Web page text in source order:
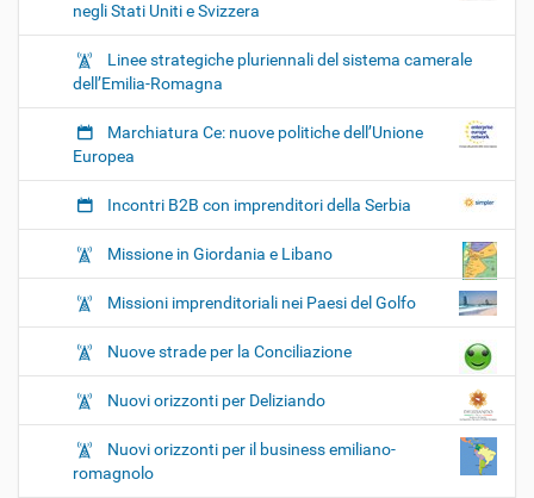
negli Stati Uniti e Svizzera
Linee strategiche pluriennali del sistema camerale
dell’Emilia-Romagna
Marchiatura Ce: nuove politiche dell’Unione
Europea
Incontri B2B con imprenditori della Serbia
Missione in Giordania e Libano
Missioni imprenditoriali nei Paesi del Golfo
Nuove strade per la Conciliazione
Nuovi orizzonti per Deliziando
Nuovi orizzonti per il business emiliano-
romagnolo